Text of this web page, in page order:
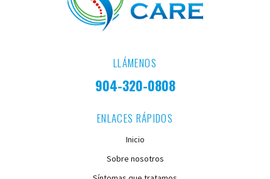
LLÁMENOS
904-320-0808
ENLACES RÁPIDOS
Inicio
Sobre nosotros